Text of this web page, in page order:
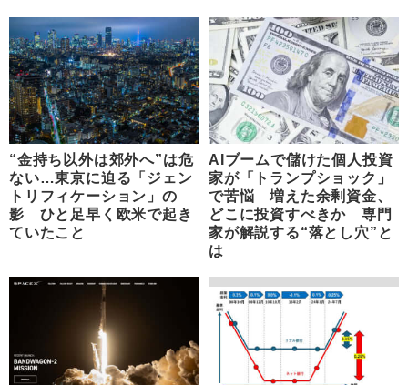
“金持ち以外は郊外へ”は危
ない…東京に迫る「ジェン
トリフィケーション」の
影 ひと足早く欧米で起き
ていたこと
AIブームで儲けた個人投資
家が「トランプショック」
で苦悩 増えた余剰資金、
どこに投資すべきか 専門
家が解説する“落とし穴”と
は